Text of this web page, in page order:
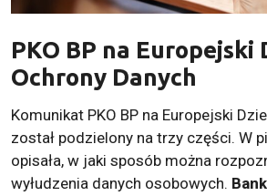
PKO BP na Europejski
Ochrony Danych
Komunikat PKO BP na Europejski
został podzielony na trzy części. W
opisała, w jaki sposób można
wyłudzenia danych osobowych.